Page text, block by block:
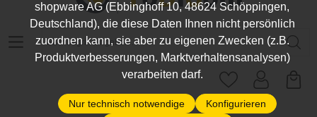
Suchbegriff eingeben ...
shopware AG (Ebbinghoff 10, 48624 Schöppingen,
Deutschland), die diese Daten Ihnen nicht persönlich
zuordnen kann, sie aber zu eigenen Zwecken (z.B.
Produktverbesserungen, Marktverhaltensanalysen)
verarbeiten darf.
Nur technisch notwendige
Konfigurieren